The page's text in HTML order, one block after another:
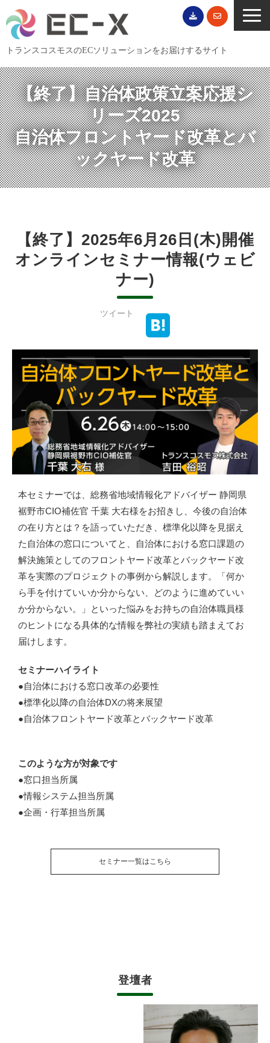
トランスコスモスのECソリューションをお届けするサイト
TOP
サービス一覧
EC導入事例
ECブログ
無料セミナー
EC資料ダウンロード
会社概要
【終了】自治体政策立案応援シ
リーズ2025
自治体フロントヤード改革とバ
ックヤード改革
【終了】2025年6月26日(木)開催
オンラインセミナー情報(ウェビ
ナー)
ツイート
本セミナーでは、総務省地域情報化アドバイザー 静岡県
裾野市CIO補佐官 千葉 大右様をお招きし、今後の自治体
の在り方とは？を語っていただき、標準化以降を見据え
た自治体の窓口についてと、自治体における窓口課題の
解決施策としてのフロントヤード改革とバックヤード改
革を実際のプロジェクトの事例から解説します。「何か
ら手を付けていいか分からない、どのように進めていい
か分からない。」といった悩みをお持ちの自治体職員様
のヒントになる具体的な情報を弊社の実績も踏まえてお
届けします。
セミナーハイライト
●自治体における窓口改革の必要性
●標準化以降の自治体DXの将来展望
●自治体フロントヤード改革とバックヤード改革
このような方が対象です
●窓口担当所属
●情報システム担当所属
●企画・行革担当所属
セミナー一覧はこちら
登壇者